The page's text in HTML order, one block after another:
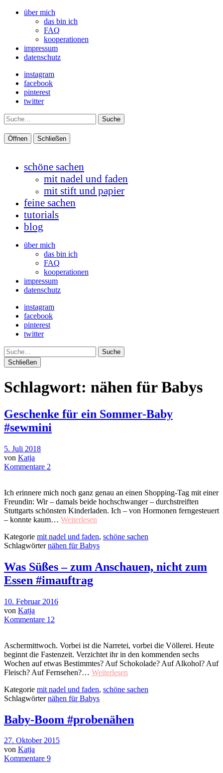
über mich
das bin ich
FAQ
kooperationen
impressum
datenschutz
instagram
facebook
pinterest
twitter
Suche
Öffnen Schließen
schöne sachen
mit nadel und faden
mit stift und papier
feine sachen
tutorials
blog
über mich
das bin ich
FAQ
kooperationen
impressum
datenschutz
instagram
facebook
pinterest
twitter
Suche
Schließen
Schlagwort: nähen für Babys
Geschenke für ein Sommer-Baby
#sewmini
5. Juli 2018
von Katja
Kommentare 2
Ich erinnere mich noch ganz genau an einen Shopping-Tag mit einer
Freundin: Wir – damals beide hochschwanger – durchstreiften
Stuttgarts schönsten Kinderladen. Ich – von Hormonen ferngesteuert
– konnte kaum… Weiterlesen
Kategorie mit nadel und faden, schöne sachen
Schlagwörternähen für Babys
Was Süßes – zum Anschauen, nicht zum
Essen #imauftrag
10. Februar 2016
von Katja
Kommentare 12
Aschermittwoch. Vorbei ist die Narretei, vorbei die Völlerei. Heute
beginnt die Fastenzeit. Verzichtet ihr in den kommenden sechs
Wochen auf etwas Bestimmtes? Auf Schokolade? Auf Alkohol? Auf
Fleisch? Auf Fernsehen?… Weiterlesen
Kategorie mit nadel und faden, schöne sachen
Schlagwörternähen für Babys
Baby-Boom #probenähen
27. Oktober 2015
von Katja
Kommentare 9